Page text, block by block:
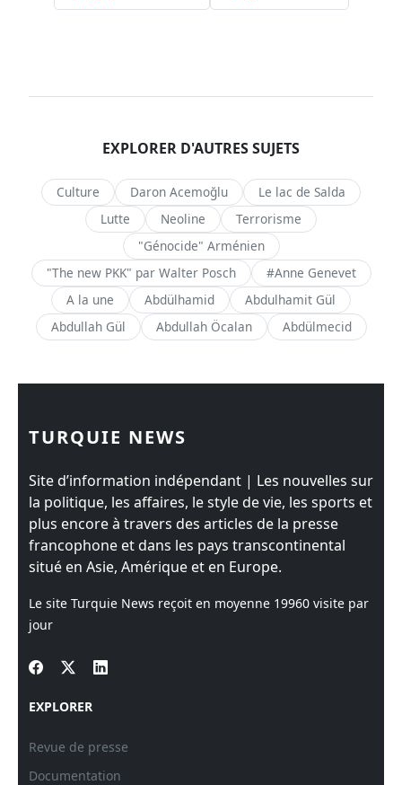
EXPLORER D'AUTRES SUJETS
Culture Daron Acemoğlu
Le lac de Salda
Lutte
Neoline
Terrorisme
"Génocide" Arménien
"The new PKK" par Walter Posch
#Anne Genevet
A la une
Abdülhamid
Abdulhamit Gül
Abdullah Gül
Abdullah Öcalan Abdülmecid
TURQUIE NEWS
Site d’information indépendant | Les nouvelles sur
la politique, les affaires, le style de vie, les sports et
plus encore à travers des articles de la presse
francophone et dans les pays transcontinental
situé en Asie, Amérique et en Europe.
Le site Turquie News reçoit en moyenne 19960 visite par
jour
EXPLORER
Revue de presse
Documentation